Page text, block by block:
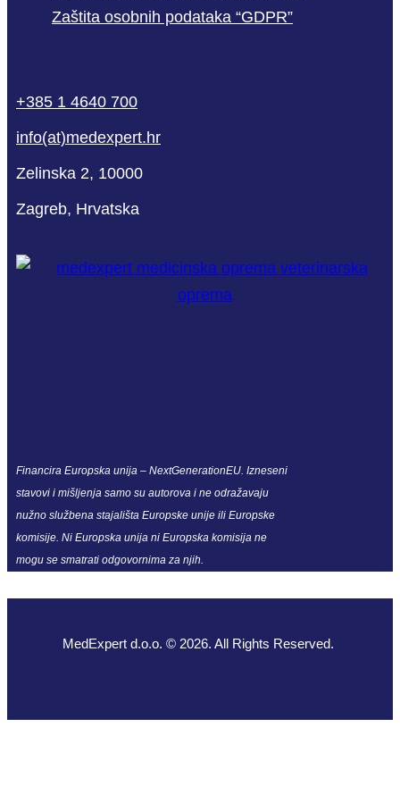
Zaštita osobnih podataka “GDPR”
empty
+385 1 4640 700
info(at)medexpert.hr
Zelinska 2, 10000
Zagreb, Hrvatska
Financira Europska unija – NextGenerationEU. Izneseni
stavovi i mišljenja samo su autorova i ne odražavaju
nužno službena stajališta Europske unije ili Europske
komisije. Ni Europska unija ni Europska komisija ne
mogu se smatrati odgovornima za njih.
MedExpert d.o.o. © 2026. All Rights Reserved.